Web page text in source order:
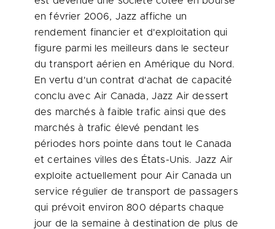
en février 2006, Jazz affiche un
rendement financier et d'exploitation qui
figure parmi les meilleurs dans le secteur
du transport aérien en Amérique du Nord.
En vertu d'un contrat d'achat de capacité
conclu avec Air Canada, Jazz Air dessert
des marchés à faible trafic ainsi que des
marchés à trafic élevé pendant les
périodes hors pointe dans tout leCanada
et certaines villes des États-Unis. Jazz Air
exploite actuellement pour Air Canada un
service régulier de transport de passagers
qui prévoit environ 800 départs chaque
jour de la semaine à destination de plus de